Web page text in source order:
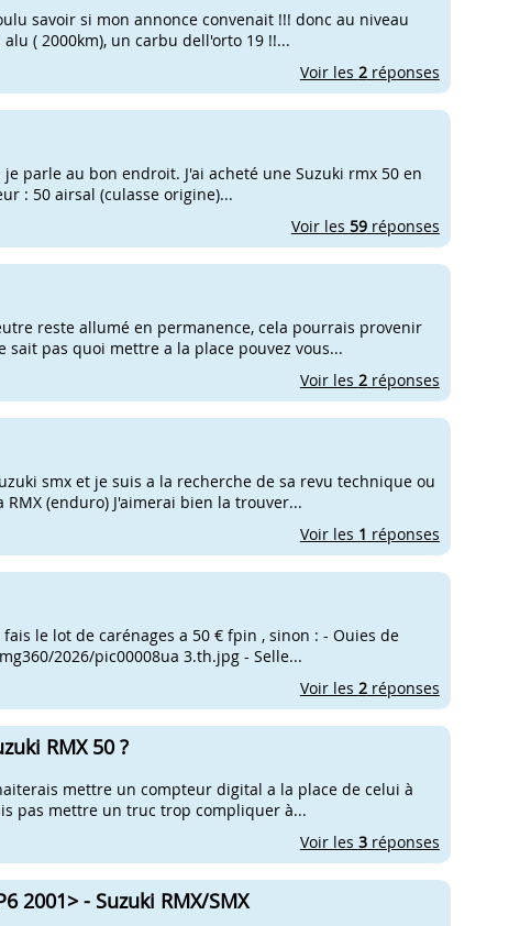
savoir si mon annonce convenait !!! donc au niveau
( 2000km), un carbu dell'orto 19 !!...
Voir les 2réponses
parle au bon endroit. J'ai acheté une Suzuki rmx 50 en
: 50 airsal (culasse origine)...
Voir les 59réponses
reste allumé en permanence, cela pourrais provenir
pas quoi mettre a la place pouvez vous...
Voir les 2réponses
smx et je suis a la recherche de sa revu technique ou
(enduro) J'aimerai bien la trouver...
Voir les 1 réponses
le lot de carénages a 50 € fpin , sinon : - Ouies de
2026/pic00008ua 3.th.jpg - Selle...
Voir les 2réponses
RMX 50 ?
mettre un compteur digital a la place de celui à
pas mettre un truc trop compliquer à...
Voir les 3réponses
2001> - Suzuki RMX/SMX